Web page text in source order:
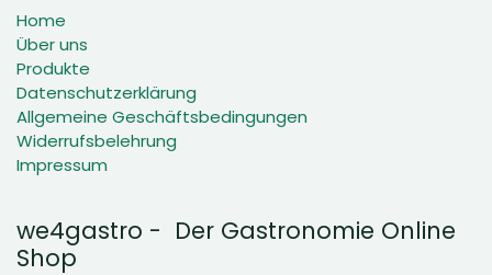
Home
Über uns
Produkte
Datenschutzerklärung
Allgemeine Geschäftsbedingungen
Widerrufsbelehrung
Impressum
we4gastro - Der Gastronomie Online
Shop